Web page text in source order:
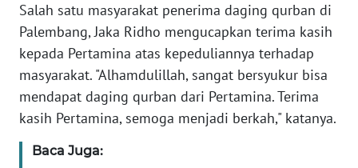
Salah satu masyarakat penerima daging qurban di
Palembang, Jaka Ridho mengucapkan terima kasih
kepada Pertamina atas kepeduliannya terhadap
masyarakat. "Alhamdulillah, sangat bersyukur bisa
mendapat daging qurban dari Pertamina. Terima
kasih Pertamina, semoga menjadi berkah," katanya.
Baca Juga:
WN
JAMBI
WN
SULTRA
NTB